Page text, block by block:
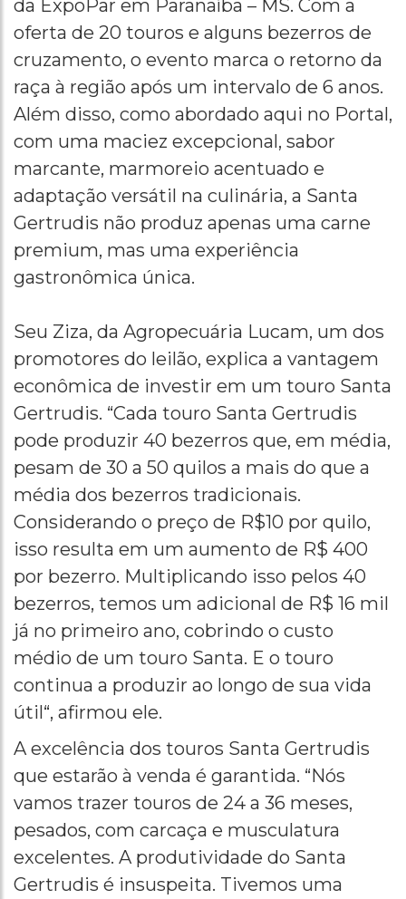
da ExpoPar em Paranaíba – MS. Com a
oferta de 20 touros e alguns bezerros de
cruzamento, o evento marca o retorno da
raça à região após um intervalo de 6 anos.
Além disso, como abordado aqui no Portal,
com uma maciez excepcional, sabor
marcante, marmoreio acentuado e
adaptação versátil na culinária, a Santa
Gertrudis não produz apenas uma carne
premium, mas uma experiência
gastronômica única.
Seu Ziza, da Agropecuária Lucam, um dos
promotores do leilão, explica a vantagem
econômica de investir em um touro Santa
Gertrudis. “Cada touro Santa Gertrudis
pode produzir 40 bezerros que, em média,
pesam de 30 a 50 quilos a mais do que a
média dos bezerros tradicionais.
Considerando o preço de R$10 por quilo,
isso resulta em um aumento de R$ 400
por bezerro. Multiplicando isso pelos 40
bezerros, temos um adicional de R$ 16 mil
já no primeiro ano, cobrindo o custo
médio de um touro Santa. E o touro
continua a produzir ao longo de sua vida
útil“, afirmou ele.
A excelência dos touros Santa Gertrudis
que estarão à venda é garantida. “Nós
vamos trazer touros de 24 a 36 meses,
pesados, com carcaça e musculatura
excelentes. A produtividade do Santa
Gertrudis é insuspeita. Tivemos uma